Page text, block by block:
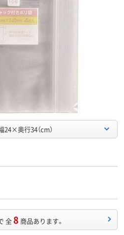
24×奥行34（cm）
全8 商品あります。